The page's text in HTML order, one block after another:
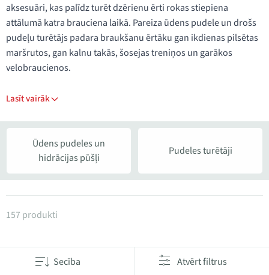
aksesuāri, kas palīdz turēt dzērienu ērti rokas stiepiena
attālumā katra brauciena laikā. Pareiza ūdens pudele un drošs
pudeļu turētājs padara braukšanu ērtāku gan ikdienas pilsētas
maršrutos, gan kalnu takās, šosejas treniņos un garākos
velobraucienos.
Lasīt vairāk
Ūdens pudeles un
hidrācijas pūšļi
Pudeles turētāji
Produkti kategorijā Pudeles un pudeles turētāji
157 produkti
Secība Atvērt filtrus